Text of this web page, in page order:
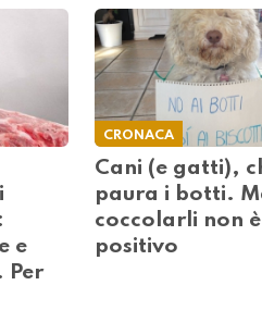
e
Per
CRONACA
Cani (e gatti),
paura i botti.
coccolarli non è
positivo